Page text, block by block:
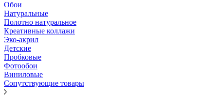
Обои
Натуральные
Полотно натуральное
Креативные коллажи
Эко-акрил
Детские
Пробковые
Фотообои
Виниловые
Сопутствующие товары